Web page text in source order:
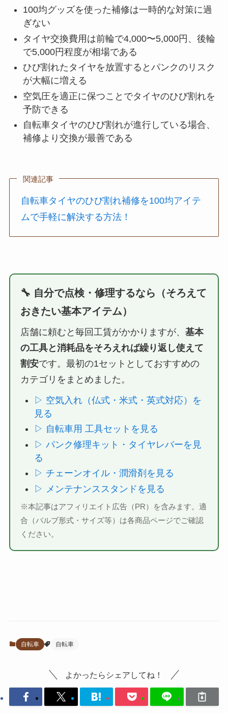
100均グッズを使った補修は一時的な対策に過
ぎない
タイヤ交換費用は前輪で4,000〜5,000円、後輪
で5,000円程度が相場である
ひび割れたタイヤを放置するとパンクのリスク
が大幅に増える
空気圧を適正に保つことでタイヤのひび割れを
予防できる
自転車タイヤのひび割れが進行している場合、
補修より交換が最善である
関連記事
自転車タイヤのひび割れ補修を100均アイテ
ムで手軽に解決する方法！
🔧 自分で点検・修理するなら（そろえて
おきたい基本アイテム）
店舗に頼むと毎回工賃がかかりますが、 基本
の工具と消耗品をそろえれば繰り返し使えて
割安です。最初の1セットとしておすすめの
カテゴリをまとめました。
▷ 空気入れ（仏式・米式・英式対応）を
見る
▷ 自転車用 工具セットを見る
▷ パンク修理キット・タイヤレバーを見
る
▷ チェーンオイル・潤滑剤を見る
▷ メンテナンススタンドを見る
※本記事はアフィリエイト広告（PR）を含みます。適
合（バルブ形式・サイズ等）は各商品ページでご確認
ください。
自転車 自転車
よかったらシェアしてね！